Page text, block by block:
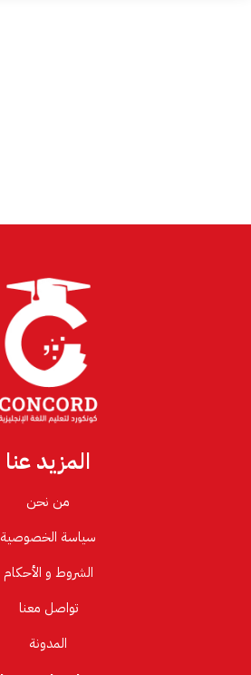
المزيد عنا
من نحن
سياسة الخصوصية
الشروط و الأحكام
تواصل معنا
المدونة